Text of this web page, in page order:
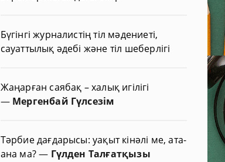
Бүгінгі журналистің тіл мәдениеті,
сауаттылық әдебі және тіл шеберлігі
Жаңарған саябақ – халық игілігі
— Мергенбай Гүлсезім
Тәрбие дағдарысы: уақыт кінәлі ме, ата-
ана ма?— Гүлден Талғатқызы